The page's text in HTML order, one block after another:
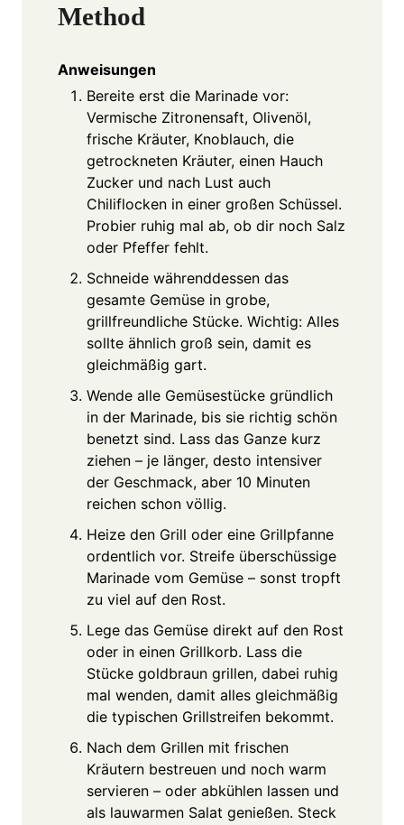
Method
Anweisungen
Bereite erst die Marinade vor:
Vermische Zitronensaft, Olivenöl,
frische Kräuter, Knoblauch, die
getrockneten Kräuter, einen Hauch
Zucker und nach Lust auch
Chiliflocken in einer großen Schüssel.
Probier ruhig mal ab, ob dir noch Salz
oder Pfeffer fehlt.
Schneide währenddessen das
gesamte Gemüse in grobe,
grillfreundliche Stücke. Wichtig: Alles
sollte ähnlich groß sein, damit es
gleichmäßig gart.
Wende alle Gemüsestücke gründlich
in der Marinade, bis sie richtig schön
benetzt sind. Lass das Ganze kurz
ziehen – je länger, desto intensiver
der Geschmack, aber 10 Minuten
reichen schon völlig.
Heize den Grill oder eine Grillpfanne
ordentlich vor. Streife überschüssige
Marinade vom Gemüse – sonst tropft
zu viel auf den Rost.
Lege das Gemüse direkt auf den Rost
oder in einen Grillkorb. Lass die
Stücke goldbraun grillen, dabei ruhig
mal wenden, damit alles gleichmäßig
die typischen Grillstreifen bekommt.
Nach dem Grillen mit frischen
Kräutern bestreuen und noch warm
servieren – oder abkühlen lassen und
als lauwarmen Salat genießen. Steck